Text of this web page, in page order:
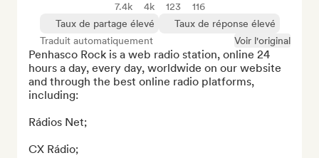
7.4k 4k 123
116
Taux de partage élevé
Taux de réponse élevé
Traduit automatiquement
Voir l'original
Penhasco Rock is a web radio station, online 24
hours a day, every day, worldwide on our website
and through the best online radio platforms,
including:
Rádios Net;
CX Rádio;